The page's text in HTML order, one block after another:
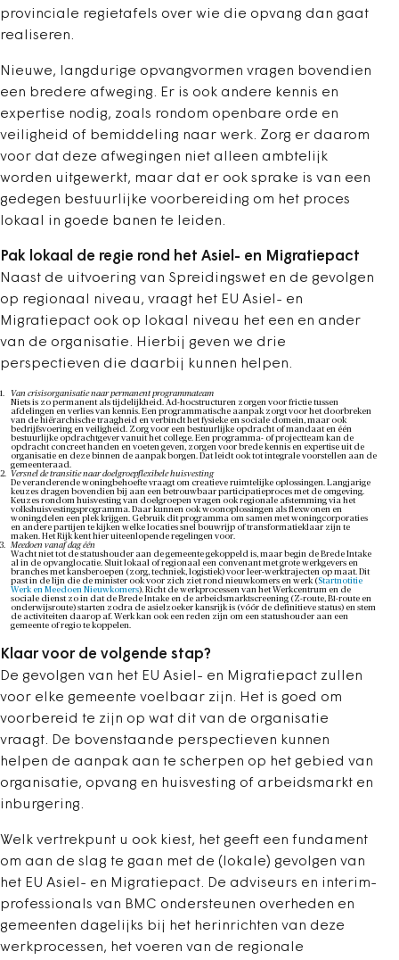
provinciale regietafels over wie die opvang dan gaat
realiseren.
Nieuwe, langdurige opvangvormen vragen bovendien
een bredere afweging. Er is ook andere kennis en
expertise nodig, zoals rondom openbare orde en
veiligheid of bemiddeling naar werk. Zorg er daarom
voor dat deze afwegingen niet alleen ambtelijk
worden uitgewerkt, maar dat er ook sprake is van een
gedegen bestuurlijke voorbereiding om het proces
lokaal in goede banen te leiden.
Pak lokaal de regie rond het Asiel- en Migratiepact
Naast de uitvoering van Spreidingswet en de gevolgen
op regionaal niveau, vraagt het EU Asiel- en
Migratiepact ook op lokaal niveau het een en ander
van de organisatie. Hierbij geven we drie
perspectieven die daarbij kunnen helpen.
Van crisisorganisatie naar permanent programmateam
Niets is zo permanent als tijdelijkheid. Ad-hocstructuren zorgen voor frictie tussen
afdelingen en verlies van kennis. Een programmatische aanpak zorgt voor het doorbreken
van de hiërarchische traagheid en verbindt het fysieke en sociale domein, maar ook
bedrijfsvoering en veiligheid. Zorg voor een bestuurlijke opdracht of mandaat en één
bestuurlijke opdrachtgever vanuit het college. Een programma- of projectteam kan de
opdracht concreet handen en voeten geven, zorgen voor brede kennis en expertise uit de
organisatie en deze binnen de aanpak borgen. Dat leidt ook tot integrale voorstellen aan de
gemeenteraad.
Versnel de transitie naar doelgroepflexibele huisvesting
De veranderende woningbehoefte vraagt om creatieve ruimtelijke oplossingen. Langjarige
keuzes dragen bovendien bij aan een betrouwbaar participatieproces met de omgeving.
Keuzes rondom huisvesting van doelgroepen vragen ook regionale afstemming via het
volkshuisvestingsprogramma. Daar kunnen ook woonoplossingen als flexwonen en
woningdelen een plek krijgen. Gebruik dit programma om samen met woningcorporaties
en andere partijen te kijken welke locaties snel bouwrijp of transformatieklaar zijn te
maken. Het Rijk kent hier uiteenlopende regelingen voor.
Meedoen vanaf dag één
Wacht niet tot de statushouder aan de gemeente gekoppeld is, maar begin de Brede Intake
al in de opvanglocatie. Sluit lokaal of regionaal een convenant met grote werkgevers en
branches met kansberoepen (zorg, techniek, logistiek) voor leer-werktrajecten op maat. Dit
past in de lijn die de minister ook voor zich ziet rond nieuwkomers en werk (Startnotitie
Werk en Meedoen Nieuwkomers). Richt de werkprocessen van het Werkcentrum en de
sociale dienst zo in dat de Brede Intake en de arbeidsmarktscreening (Z-route, B1-route en
onderwijsroute) starten zodra de asielzoeker kansrijk is (vóór de definitieve status) en stem
de activiteiten daarop af. Werk kan ook een reden zijn om een statushouder aan een
gemeente of regio te koppelen.
Klaar voor de volgende stap?
De gevolgen van het EU Asiel- en Migratiepact zullen
voor elke gemeente voelbaar zijn. Het is goed om
voorbereid te zijn op wat dit van de organisatie
vraagt. De bovenstaande perspectieven kunnen
helpen de aanpak aan te scherpen op het gebied van
organisatie, opvang en huisvesting of arbeidsmarkt en
inburgering.
Welk vertrekpunt u ook kiest, het geeft een fundament
om aan de slag te gaan met de (lokale) gevolgen van
het EU Asiel- en Migratiepact. De adviseurs en interim-
professionals van BMC ondersteunen overheden en
gemeenten dagelijks bij het herinrichten van deze
werkprocessen, het voeren van de regionale